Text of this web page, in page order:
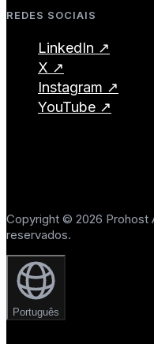
REDES SOCIAIS
LinkedIn ↗
X ↗
Instagram ↗
YouTube ↗
Copyright © 2026 Prohost
reservados.
Português